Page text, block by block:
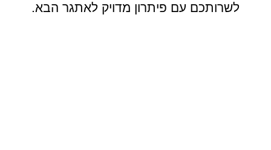
לשרותכם עם פיתרון מדויק לאתגר הבא.